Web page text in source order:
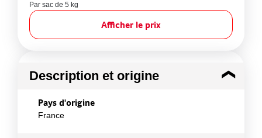
Par sac de 5 kg
Afficher le prix
Description et origine
Pays d'origine
France